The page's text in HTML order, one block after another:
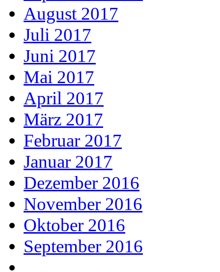
August 2017
Juli 2017
Juni 2017
Mai 2017
April 2017
März 2017
Februar 2017
Januar 2017
Dezember 2016
November 2016
Oktober 2016
September 2016